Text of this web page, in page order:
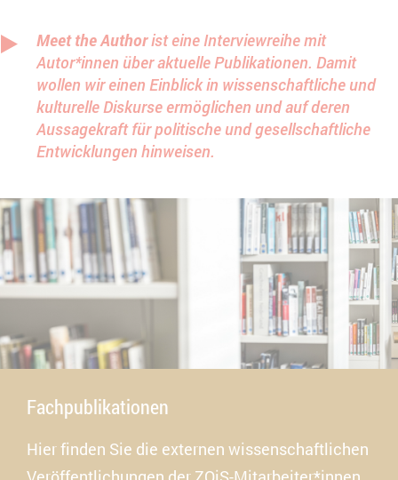
Meet the Authorist eine Interviewreihe mit
Autor*innen über aktuelle Publikationen. Damit
wollen wir einen Einblick in wissenschaftliche und
kulturelle Diskurse ermöglichen und auf deren
Aussagekraft für politische und gesellschaftliche
Entwicklungen hinweisen.
Fachpublikationen
Hier finden Sie die externen wissenschaftlichen